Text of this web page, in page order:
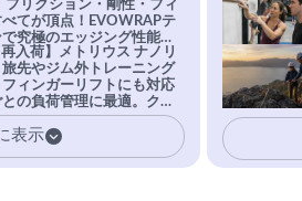
フリクション・剛性・フィ
べてが頂点！EVOWRAPテ
究極のエッジング性能を
系ラバーEvo-74はTRAX
粘着力で極小ホールドに
入荷】メトリウス ナノリ
先やジム外トレーニング
ィンガーリフトにも対応
との負荷管理に最適。クラ
を本気で鍛えるギア。
表示